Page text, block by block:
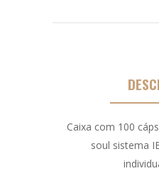
Caixa com 100
soul sistema